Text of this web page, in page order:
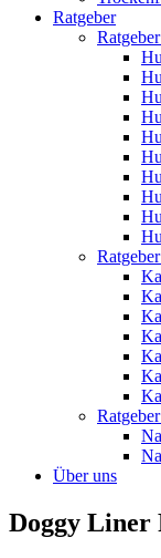
Ratgeber
Über uns
Doggy Liner